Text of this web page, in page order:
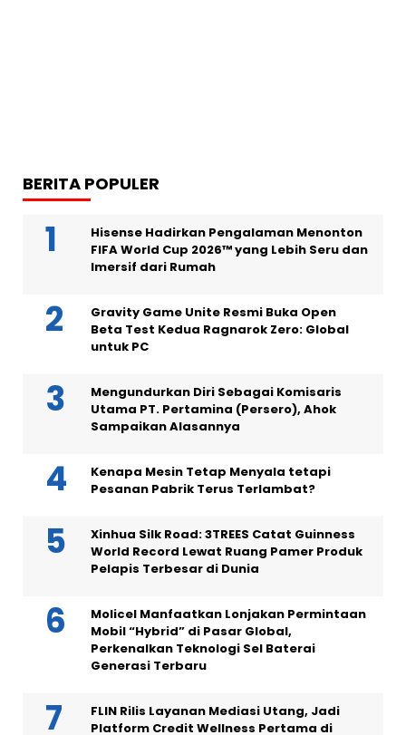
BERITA POPULER
Hisense Hadirkan Pengalaman Menonton
FIFA World Cup 2026™ yang Lebih Seru dan
Imersif dari Rumah
Gravity Game Unite Resmi Buka Open
Beta Test Kedua Ragnarok Zero: Global
untuk PC
Mengundurkan Diri Sebagai Komisaris
Utama PT. Pertamina (Persero), Ahok
Sampaikan Alasannya
Kenapa Mesin Tetap Menyala tetapi
Pesanan Pabrik Terus Terlambat?
Xinhua Silk Road: 3TREES Catat Guinness
World Record Lewat Ruang Pamer Produk
Pelapis Terbesar di Dunia
Molicel Manfaatkan Lonjakan Permintaan
Mobil “Hybrid” di Pasar Global,
Perkenalkan Teknologi Sel Baterai
Generasi Terbaru
FLIN Rilis Layanan Mediasi Utang, Jadi
Platform Credit Wellness Pertama di